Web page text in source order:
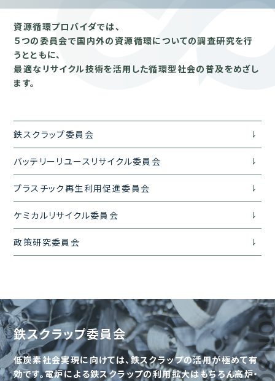
資源循環プロバイダでは、
５つの委員会で国内外の資源循環についての調査研究を行
うとともに、
最適なリサイクル技術を活用した循環型社会の普及をめざし
ます。
鉄スクラップ委員会
バッテリーリユース リサイクル委員会
プラスチック再生利用促進委員会
ケミカルリサイクル委員会
政策研究委員会
鉄スクラップ委員会
低炭素社会実現に向けては、鉄スクラップの活用が極めて有
効です。電炉による鉄スクラップの利用拡大はもちろん高炉・